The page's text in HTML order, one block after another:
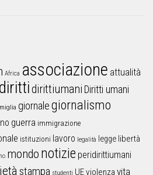
Africa associazione attualità
dirittidirittiumani Diritti umani
giornalegiornalismo
guerra immigrazione
istituzioni lavoro legalità legge libertà
mondo notizie peridirittiumani
stampa studenti UEviolenza vita